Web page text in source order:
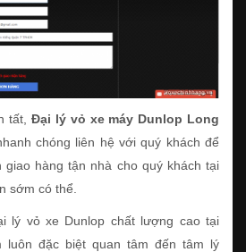
tất, Đại lý vỏ xe máy Dunlop Long
chóng liên hệ với quý khách để
giao hàng tận nhà cho quý khách tại
sớm có thể.
lý vỏ xe Dunlop chất lượng cao tại
luôn đặc biệt quan tâm đến tâm lý